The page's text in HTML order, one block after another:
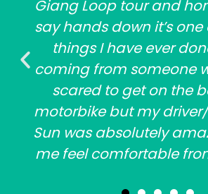
Giang Loop tour and
say hands down it’s
things I have ever
coming from someone
scared to get on the
motorbike but my
Sun was absolutely
me feel comfortable